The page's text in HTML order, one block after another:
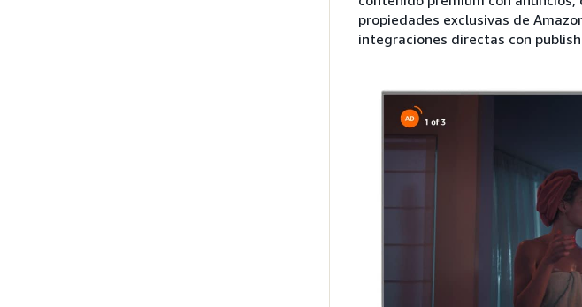
propiedades exclusivas de
integraciones directas con